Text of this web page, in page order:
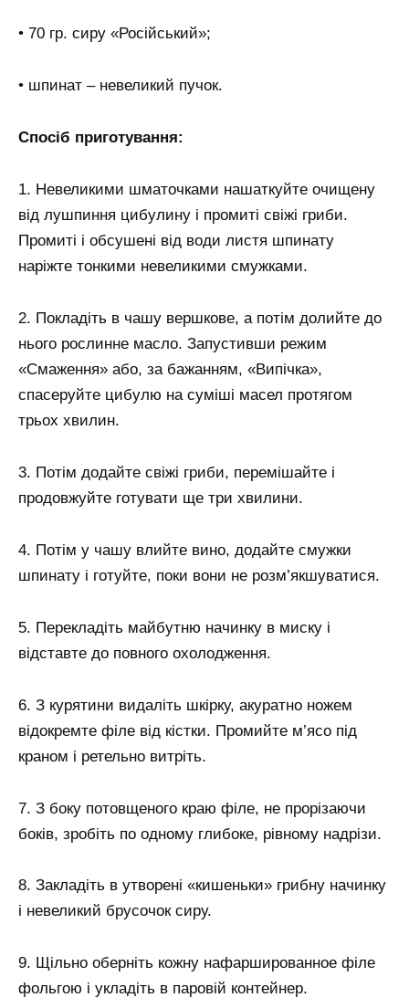
• 70 гр. сиру «Російський»;
• шпинат – невеликий пучок.
Спосіб приготування:
1. Невеликими шматочками нашаткуйте очищену
від лушпиння цибулину і промиті свіжі гриби.
Промиті і обсушені від води листя шпинату
наріжте тонкими невеликими смужками.
2. Покладіть в чашу вершкове, а потім долийте до
нього рослинне масло. Запустивши режим
«Смаження» або, за бажанням, «Випічка»,
спасеруйте цибулю на суміші масел протягом
трьох хвилин.
3. Потім додайте свіжі гриби, перемішайте і
продовжуйте готувати ще три хвилини.
4. Потім у чашу влийте вино, додайте смужки
шпинату і готуйте, поки вони не розм’якшуватися.
5. Перекладіть майбутню начинку в миску і
відставте до повного охолодження.
6. З курятини видаліть шкірку, акуратно ножем
відокремте філе від кістки. Промийте м’ясо під
краном і ретельно витріть.
7. З боку потовщеного краю філе, не прорізаючи
боків, зробіть по одному глибоке, рівному надрізи.
8. Закладіть в утворені «кишеньки» грибну начинку
і невеликий брусочок сиру.
9. Щільно оберніть кожну нафаршированное філе
фольгою і укладіть в паровій контейнер.